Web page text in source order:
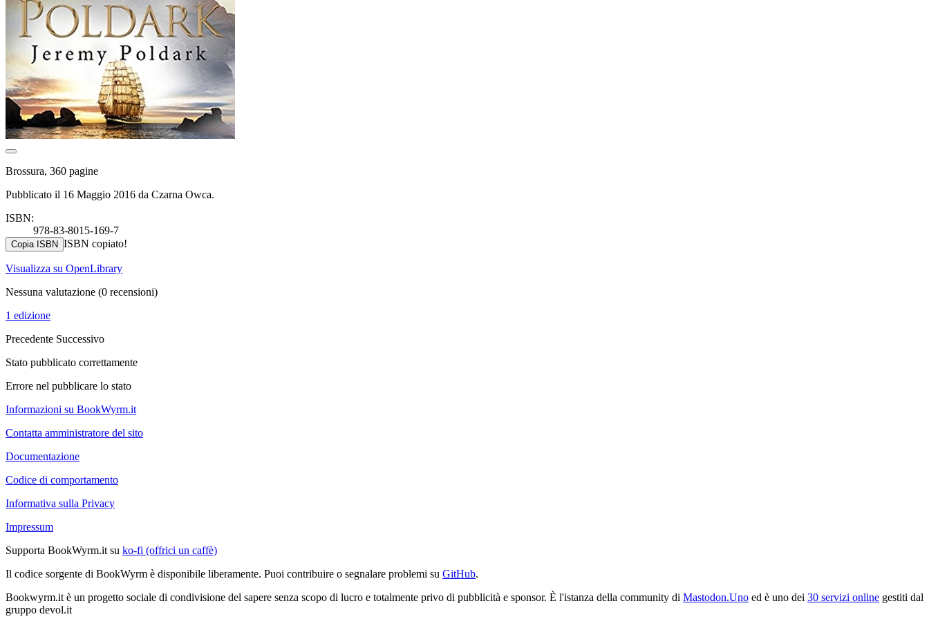
Brossura, 360 pagine
Pubblicato il 16 Maggio 2016 da Czarna Owca.
ISBN:
978-83-8015-169-7
Copia ISBN ISBN copiato!
Visualizza su OpenLibrary
Nessuna valutazione (0 recensioni)
1 edizione
Precedente Successivo
Stato pubblicato correttamente
Errore nel pubblicare lo stato
Informazioni su BookWyrm.it
Contatta amministratore del sito
Documentazione
Codice di comportamento
Informativa sulla Privacy
Impressum
Supporta BookWyrm.it su ko-fi (offrici un caffè)
Il codice sorgente di BookWyrm è disponibile liberamente. Puoi contribuire o segnalare problemi su GitHub.
Bookwyrm.it è un progetto sociale di condivisione del sapere senza scopo di lucro e totalmente privo di pubblicità e sponsor. È l'istanza della community di Mastodon.Uno ed è uno dei 30 servizi online gestiti dal
gruppo devol.it